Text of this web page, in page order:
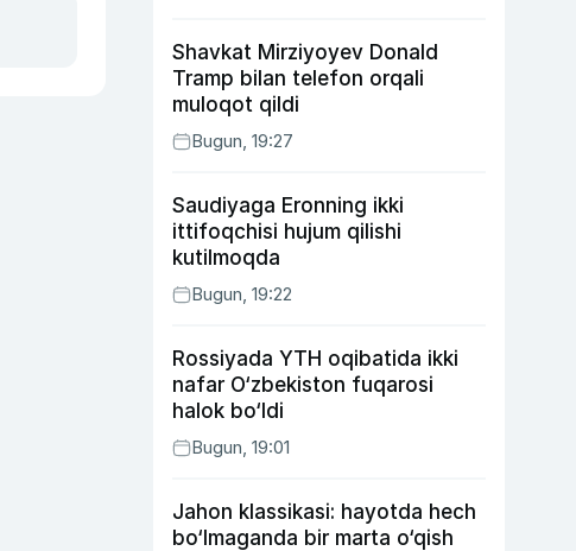
Shavkat Mirziyoyev Donald
Tramp bilan telefon orqali
muloqot qildi
Bugun, 19:27
Saudiyaga Eronning ikki
ittifoqchisi hujum qilishi
kutilmoqda
Bugun, 19:22
Rossiyada YTH oqibatida ikki
nafar O‘zbekiston fuqarosi
halok bo‘ldi
Bugun, 19:01
Jahon klassikasi: hayotda hech
bo‘lmaganda bir marta o‘qish